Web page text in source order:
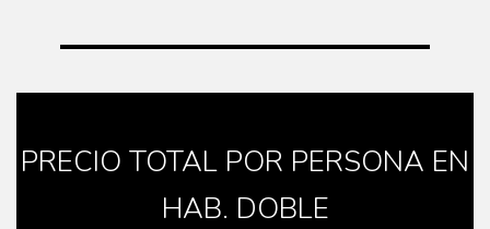
PRECIO TOTAL POR PERSONA EN
HAB. DOBLE